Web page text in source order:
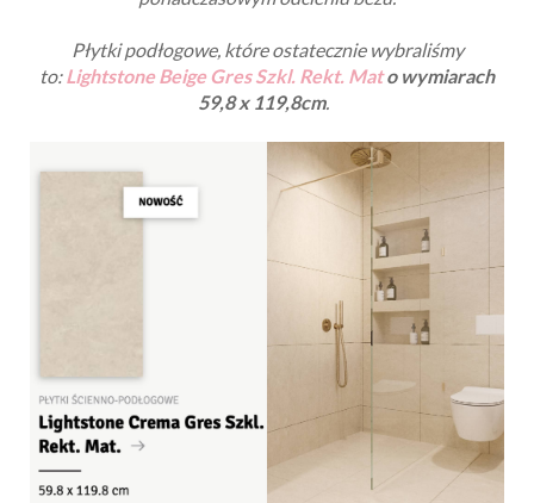
Płytki podłogowe, które ostatecznie wybraliśmy
to:Lightstone Beige Gres Szkl. Rekt. Mato wymiarach
59,8 x 119,8cm.